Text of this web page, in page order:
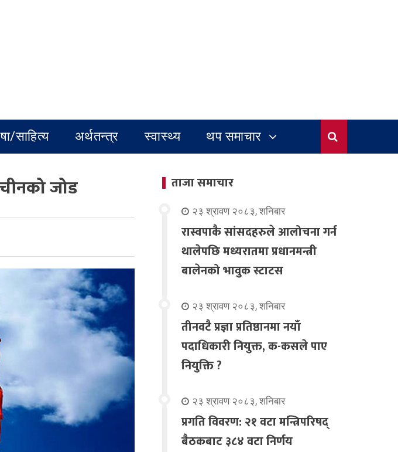
साहित्य अर्थतन्त्र स्वास्थ्य थप समाचार
जोड ताजा समाचार
२३ श्रावण २०८३, शनिबार
रास्वपाकै सांसदहरुले आलोचना गर्न
थालेपछि मध्यरातमा प्रधानमन्त्री
बालेनको भावुक स्टाटस
२३ श्रावण २०८३, शनिबार
तीनवटै प्रज्ञा प्रतिष्ठानमा नयाँ
पदाधिकारी नियुक्त, क-कसले पाए
नियुक्ति ?
२३ श्रावण २०८३, शनिबार
प्रगति विवरण: २१ वटा मन्त्रिपरिषद्
बैठकबाट ३८४ वटा निर्णय